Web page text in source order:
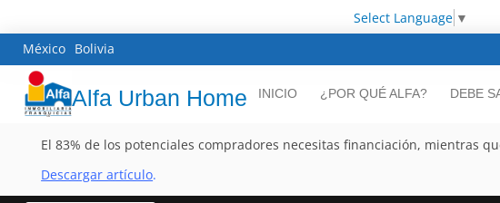
Select Language ▼
México Bolivia
Alfa Urban Home INICIO ¿POR QUÉ ALFA? DEBE
El 83% de los potenciales compradores necesitas financiación, mientras
Descargar artículo.